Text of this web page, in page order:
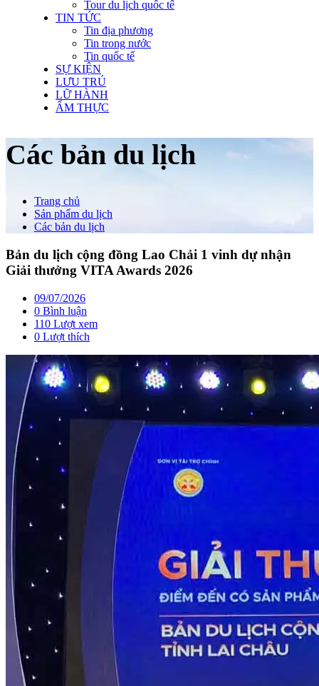
Tour du lịch quốc tế
TIN TỨC
Tin địa phương
Tin trong nước
Tin quốc tế
SỰ KIỆN
LƯU TRÚ
LỮ HÀNH
ẨM THỰC
Các bản du lịch
Trang chủ
Sản phẩm du lịch
Các bản du lịch
Bản du lịch cộng đồng Lao Chải 1 vinh dự nhận
Giải thưởng VITA Awards 2026
09/07/2026
0 Bình luận
110 Lượt xem
0 Lượt thích